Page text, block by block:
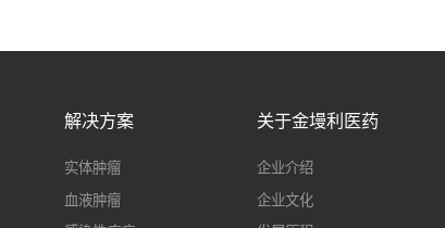
解决方案
实体肿瘤
血液肿瘤
关于金墁利医药
企业介绍
企业文化